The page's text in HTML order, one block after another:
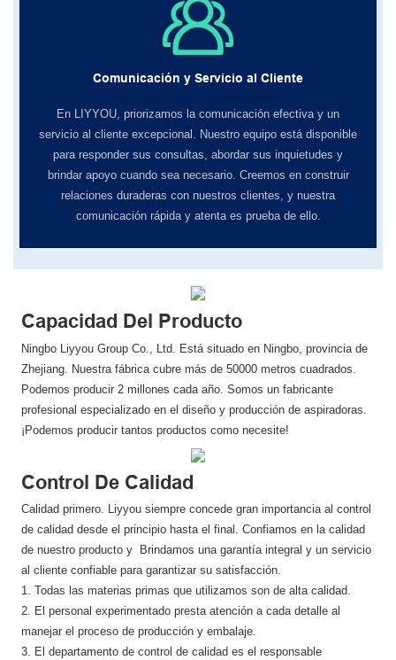
Comunicación y Servicio al Cliente
En LIYYOU, ​​priorizamos la comunicación efectiva y un
servicio al cliente excepcional. Nuestro equipo está disponible
para responder sus consultas, abordar sus inquietudes y
brindar apoyo cuando sea necesario. Creemos en construir
relaciones duraderas con nuestros clientes, y nuestra
comunicación rápida y atenta es prueba de ello.
Capacidad Del Producto
Ningbo Liyyou Group Co., Ltd. Está situado en Ningbo, provincia de
Zhejiang. Nuestra fábrica cubre más de 50000 metros cuadrados.
Podemos producir 2 millones cada año. Somos un fabricante
profesional especializado en el diseño y producción de aspiradoras.
¡Podemos producir tantos productos como necesite!
Control De Calidad
Calidad primero. Liyyou siempre concede gran importancia al control
de calidad desde el principio hasta el final. Confiamos en la calidad
de nuestro producto y Brindamos una garantía integral y un servicio
al cliente confiable para garantizar su satisfacción.
1. Todas las materias primas que utilizamos son de alta calidad.
2. El personal experimentado presta atención a cada detalle al
manejar el proceso de producción y embalaje.
3. El departamento de control de calidad es el responsable